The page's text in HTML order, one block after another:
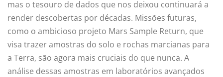
mas o tesouro de dados que nos deixou continuará a
render descobertas por décadas. Missões futuras,
como o ambicioso projeto Mars Sample Return, que
visa trazer amostras do solo e rochas marcianas para
a Terra, são agora mais cruciais do que nunca. A
análise dessas amostras em laboratórios avançados